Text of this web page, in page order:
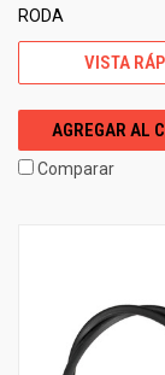
RODA
VISTA
AGREGAR AL
Comparar